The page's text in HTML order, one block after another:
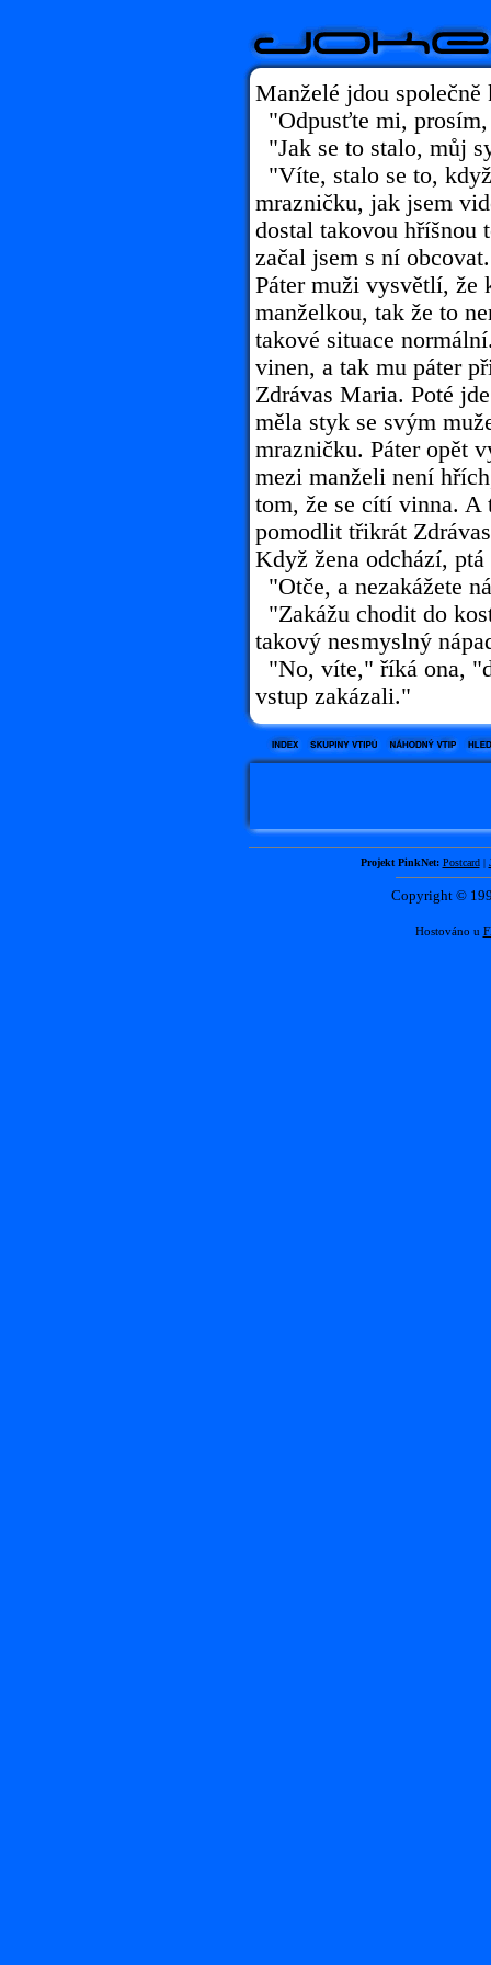
Manželé jdou
"Odpusťte mi,
"Jak se to stalo, můj
"Víte, stalo se to,
mrazničku, jak jsem
dostal takovou hříšnou
začal jsem s ní
Páter muži vysvětlí, že
manželkou, tak že to
takové situace
vinen, a tak mu páter
Zdrávas Maria. Poté
měla styk se svým
mrazničku. Páter opět
mezi manželi není
tom, že se cítí vinna. A
pomodlit třikrát
Když žena odchází, ptá
"Otče, a nezakážete
"Zakážu chodit do
takový nesmyslný
"No, víte," říká ona,
vstup zakázali."
Projekt PinkNet: Postcard|
Copyright ©
Hostováno u